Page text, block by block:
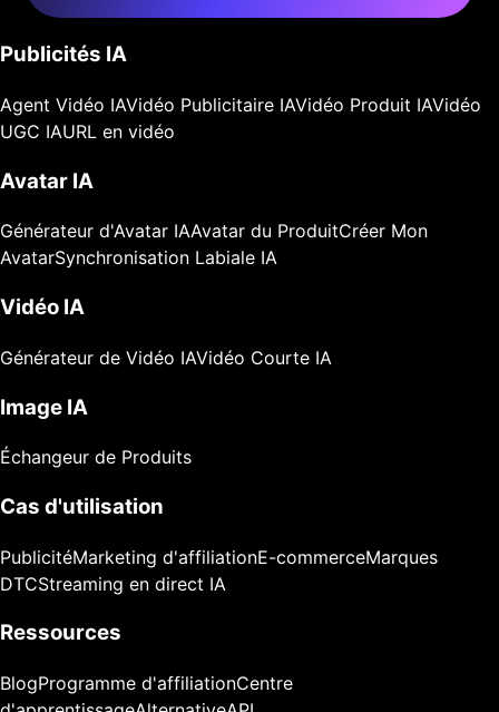
Publicités IA
Agent Vidéo IAVidéo Publicitaire IAVidéo Produit IAVidéo
UGC IAURL en vidéo
Avatar IA
Générateur d'Avatar IAAvatar du ProduitCréer Mon
AvatarSynchronisation Labiale IA
Vidéo IA
Générateur de Vidéo IAVidéo Courte IA
Image IA
Échangeur de Produits
Cas d'utilisation
PublicitéMarketing d'affiliationE-commerceMarques
DTCStreaming en direct IA
Ressources
BlogProgramme d'affiliationCentre